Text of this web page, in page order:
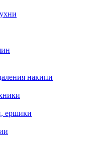
накипи
ершики